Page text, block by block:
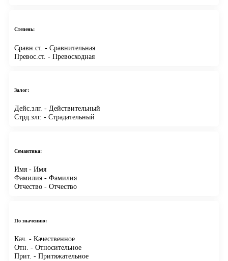
Степень:
Сравн.ст. - Сравнительная
Превос.ст. - Превосходная
Залог:
Дейс.злг. - Действительный
Стрд.злг. - Страдательный
Семантика:
Имя - Имя
Фамилия - Фамилия
Отчество - Отчество
По значению:
Кач. - Качественное
Отн. - Относительное
Прит. - Притяжательное